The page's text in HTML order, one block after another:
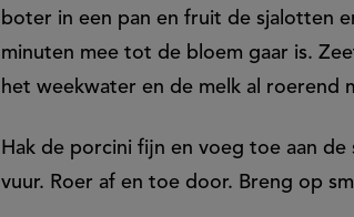
boter in een pan en fruit de sjalotten
minuten mee tot de bloem gaar is.
het weekwater en de melk al roerend
Hak de porcini fijn en voeg toe aan de
vuur. Roer af en toe door. Breng op